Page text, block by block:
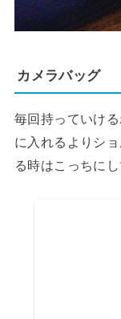
カメラバッグ
毎回持っていけ
に入れるよりシ
る時はこっちにし